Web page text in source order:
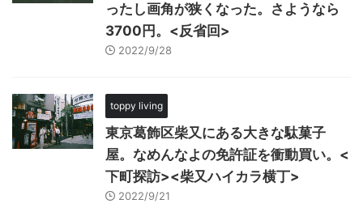
ったし画角が狭くなった。さようなら
3700円。<反省回>
2022/9/28
toppy living
東京葛飾区柴又にある大きな駄菓子
屋。なめんなよの免許証を衝動買い。<
下町探訪><柴又ハイカラ横丁>
2022/9/21